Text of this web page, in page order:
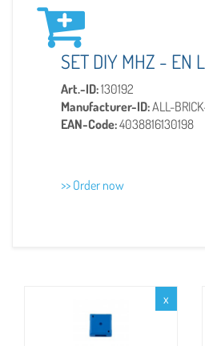
SET DIY MHZ - EN
Art.-ID:130192
Manufacturer-ID:ALL-
EAN-Code:4038816130198
>> Order now
x